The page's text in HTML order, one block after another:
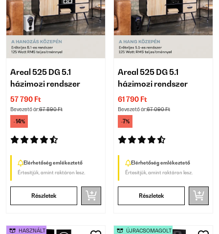
Areal 525 DG 5.1
házimozi rendszer
57 790 Ft
Bevezető ár:67 890 Ft
-14%
Elérhetőség emlékeztető
Értesítjük, amint raktáron lesz.
Részletek
Areal 525 DG 5.1
házimozi rendszer
61 790 Ft
Bevezető ár:67 090 Ft
-7%
Elérhetőség emlékeztető
Értesítjük, amint raktáron lesz.
Részletek
HASZNÁLT ÚJRACSOMAGOLT